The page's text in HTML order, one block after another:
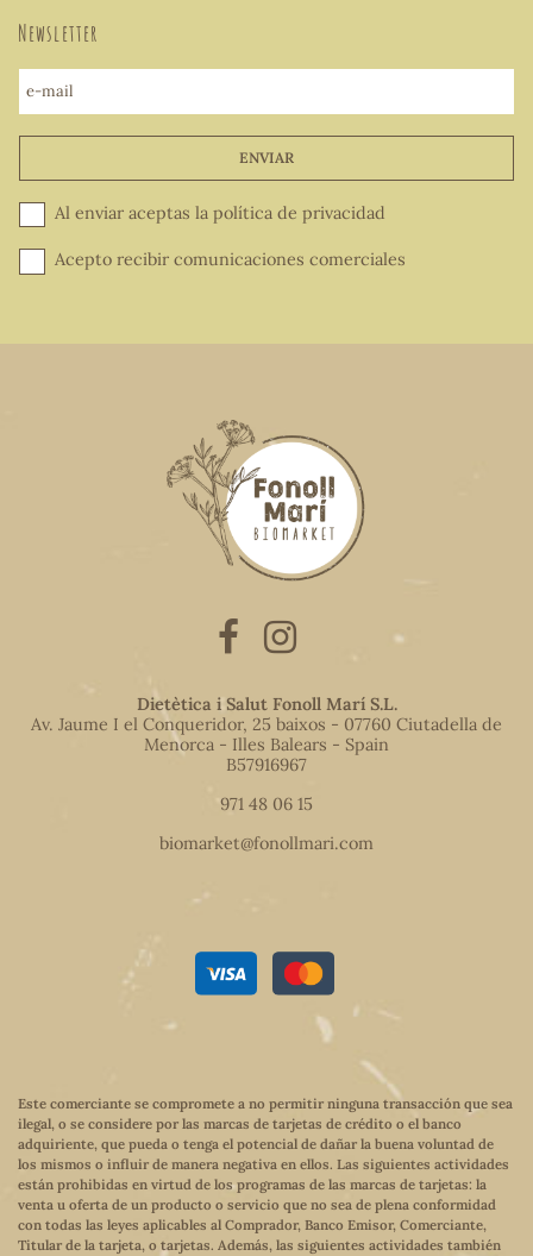
Newsletter
e-mail
ENVIAR
Al enviar aceptas la política de privacidad
Acepto recibir comunicaciones comerciales
Dietètica i Salut Fonoll Marí S.L.
Av. Jaume I el Conqueridor, 25 baixos - 07760 Ciutadella de
Menorca - Illes Balears - Spain
B57916967
971 48 06 15
biomarket@fonollmari.com
Este comerciante se compromete a no permitir ninguna transacción que sea
ilegal, o se considere por las marcas de tarjetas de crédito o el banco
adquiriente, que pueda o tenga el potencial de dañar la buena voluntad de
los mismos o influir de manera negativa en ellos. Las siguientes actividades
están prohibidas en virtud de los programas de las marcas de tarjetas: la
venta u oferta de un producto o servicio que no sea de plena conformidad
con todas las leyes aplicables al Comprador, Banco Emisor, Comerciante,
Titular de la tarjeta, o tarjetas. Además, las siguientes actividades también